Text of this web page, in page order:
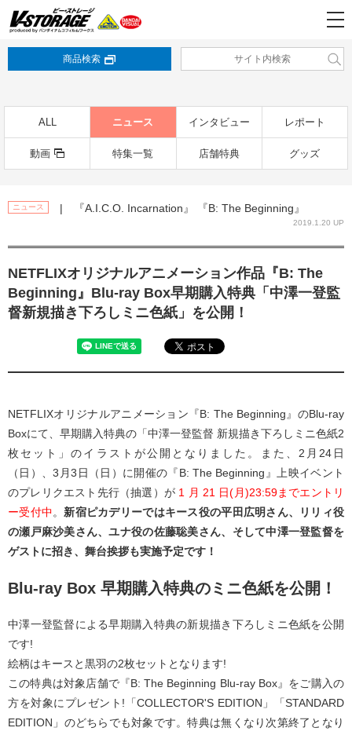
商品検索
ALL ニュース インタビュー レポート
動画 特集一覧 店舗特典 グッズ
ニュース | 『A.I.C.O. Incarnation』 『B: The Beginning』
2019.1.20 UP
NETFLIXオリジナルアニメーション作品『B: The
Beginning』Blu-ray Box早期購入特典「中澤一登監
督新規描き下ろしミニ色紙」を公開！
NETFLIXオリジナルアニメーション『B: The Beginning』のBlu-ray
Boxにて、早期購入特典の「中澤一登監督 新規描き下ろしミニ色紙2
枚セット」のイラストが公開となりました。また、2月24日
（日）、3月3日（日）に開催の『B: The Beginning』上映イベント
のプレリクエスト先行（抽選）が 1 月 21 日(月)23:59までエントリ
ー受付中。 新宿ピカデリーではキース役の平田広明さん、リリィ役
の瀬戸麻沙美さん、ユナ役の佐藤聡美さん、そして中澤一登監督を
ゲストに招き、舞台挨拶も実施予定です！
Blu-ray Box 早期購入特典のミニ色紙を公開！
中澤一登監督による早期購入特典の新規描き下ろしミニ色紙を公開
です!
絵柄はキースと黒羽の2枚セットとなります!
この特典は対象店舗で『B: The Beginning Blu-ray Box』をご購入の
方を対象にプレゼント!「COLLECTOR'S EDITION」「STANDARD
EDITION」のどちらでも対象です。特典は無くなり次第終了となり